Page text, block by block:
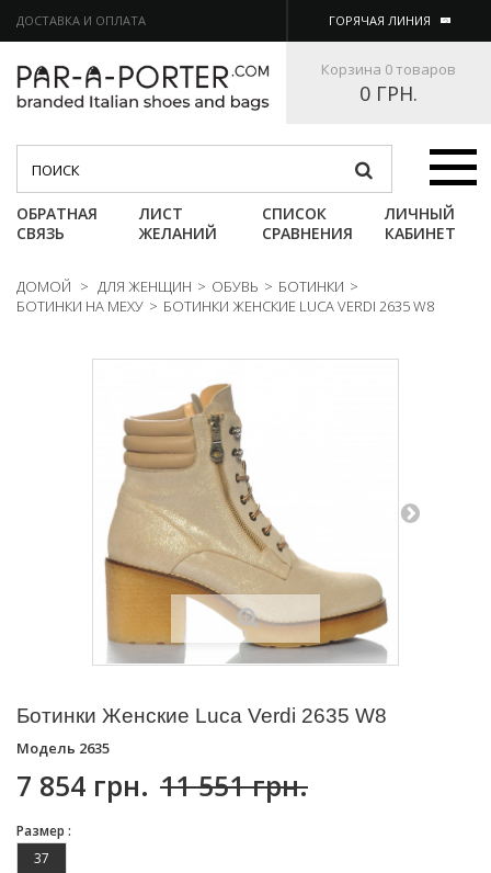
ДОСТАВКА И ОПЛАТА ГОРЯЧАЯ ЛИНИЯ
Корзина 0 товаров
0 ГРН.
Категории
ОБРАТНАЯ
СВЯЗЬ
ЛИСТ
ЖЕЛАНИЙ
СПИСОК
СРАВНЕНИЯ
ЛИЧНЫЙ
КАБИНЕТ
ДОМОЙ > ДЛЯ ЖЕНЩИН > ОБУВЬ > БОТИНКИ >
БОТИНКИ НА МЕХУ > БОТИНКИ ЖЕНСКИЕ LUCA VERDI 2635 W8
Ботинки Женские Luca Verdi 2635 W8
Модель 2635
7 854 грн. 11 551 грн.
Размер :
37